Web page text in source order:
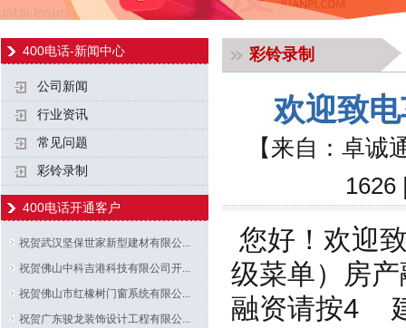
400电话-新闻中心
公司新闻
行业资讯
常见问题
彩铃录制
400电话开通客户
祝贺武汉坚保世家新型建材有限公...
祝贺佛山中科吉港科技有限公司开...
祝贺佛山市红橡树门窗系统有限公...
祝贺广东骏龙装饰设计工程有限公...
彩铃录制
欢迎致
【来自：卓诚
1626
您好！欢迎
级菜单）房
融资请按4